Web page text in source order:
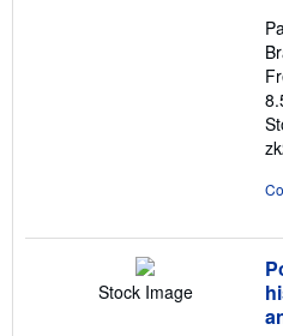
Stock Image